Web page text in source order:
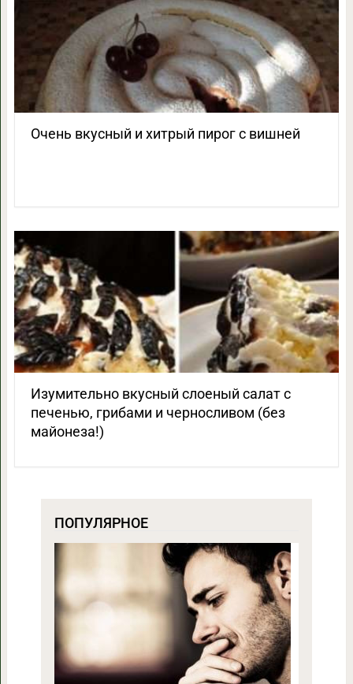
Очень вкусный и хитрый пирог с вишней
Изумительно вкусный слоеный салат с
печенью, грибами и черносливом (без
майонеза!)
ПОПУЛЯРНОЕ